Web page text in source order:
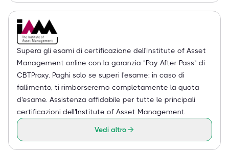
Supera gli esami di certificazione dell'Institute of Asset
Management online con la garanzia "Pay After Pass" di
CBTProxy. Paghi solo se superi l'esame: in caso di
fallimento, ti rimborseremo completamente la quota
d'esame. Assistenza affidabile per tutte le principali
certificazioni dell'Institute of Asset Management.
Vedi altro